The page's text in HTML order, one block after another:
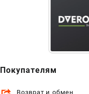
Покупателям
Возврат и обмен